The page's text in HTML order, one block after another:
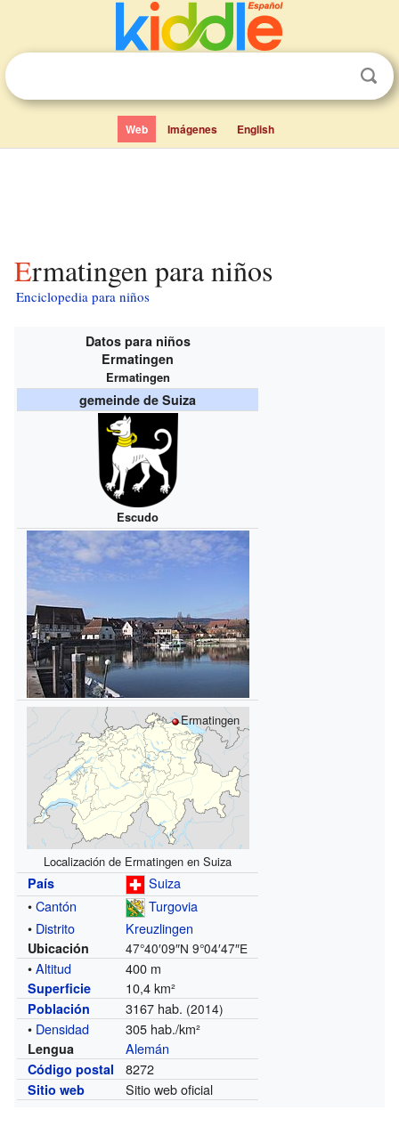
Web Imágenes English
Ermatingen para niños
Enciclopedia para niños
Datos para niños
Ermatingen
Ermatingen
gemeinde de Suiza
Escudo
Ermatingen
Localización de Ermatingen en Suiza
País
Suiza
•Cantón
Turgovia
• Distrito Kreuzlingen
Ubicación 47°40′09″N 9°04′47″E
•Altitud 400 m
Superficie 10,4 km²
Población 3167 hab. (2014)
• Densidad 305 hab./km²
Lengua Alemán
Código postal 8272
Sitio web Sitio web oficial